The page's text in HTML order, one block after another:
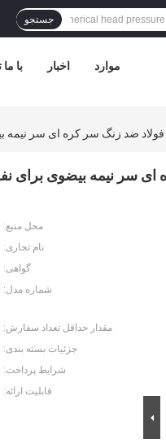
جستجو
با اخبار موارد
محل منبع:
نام تجاری:
گواهی:
شماره مدل:
مقدار حداقل تعداد سفارش:
جزئیات بسته بندی:
شرایط پرداخت:
قابلیت ارائه: